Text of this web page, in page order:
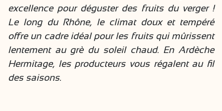
excellence pour déguster des fruits du verger !
Le long du Rhône, le climat doux et tempéré
offre un cadre idéal pour les fruits qui mûrissent
lentement au grè du soleil chaud. En Ardèche
Hermitage, les producteurs vous régalent au fil
des saisons.